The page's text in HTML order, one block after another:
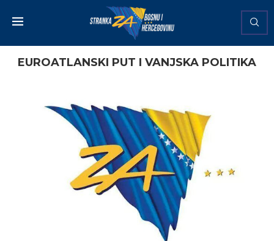
EUROATLANSKI PUT I VANJSKA POLITIKA